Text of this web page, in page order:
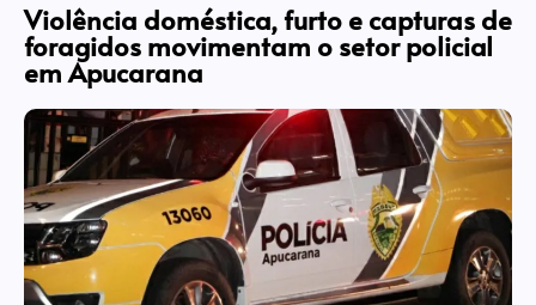
Violência doméstica, furto e capturas de
foragidos movimentam o setor policial
em Apucarana